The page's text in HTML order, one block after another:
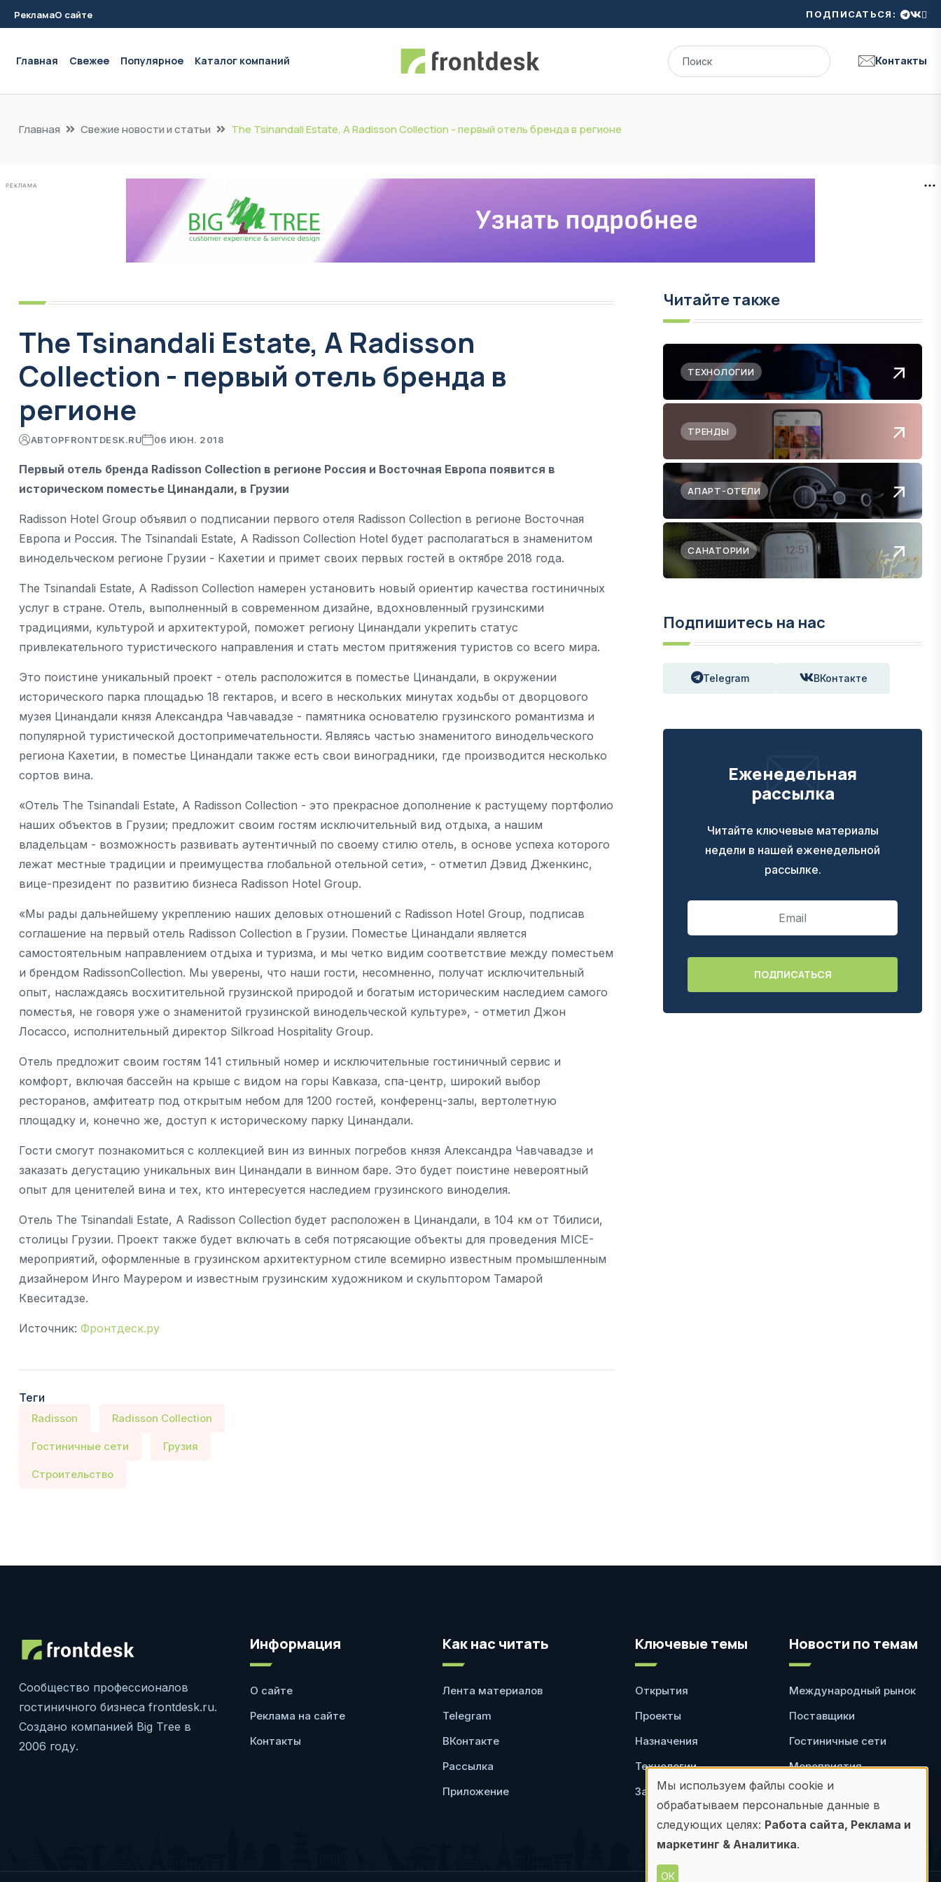
РекламаО сайте ПОДПИСАТЬСЯ:
Главная Свежее Популярное Каталог компаний Контакты
Главная Свежие новости и статьи The Tsinandali Estate, A Radisson Collection - первый отель бренда в регионе
РЕКЛАМА
The Tsinandali Estate, A Radisson
Collection - первый отель бренда в
регионе
АВТОРFRONTDESK.RU 06 ИЮН. 2018
Первый отель бренда Radisson Collection в регионе Россия и Восточная Европа появится в
историческом поместье Цинандали, в Грузии
Radisson Hotel Group объявил о подписании первого отеля Radisson Collection в регионе Восточная
Европа и Россия. The Tsinandali Estate, A Radisson Collection Hotel будет располагаться в знаменитом
винодельческом регионе Грузии - Кахетии и примет своих первых гостей в октябре 2018 года.
The Tsinandali Estate, A Radisson Collection намерен установить новый ориентир качества гостиничных
услуг в стране. Отель, выполненный в современном дизайне, вдохновленный грузинскими
традициями, культурой и архитектурой, поможет региону Цинандали укрепить статус
привлекательного туристического направления и стать местом притяжения туристов со всего мира.
Это поистине уникальный проект - отель расположится в поместье Цинандали, в окружении
исторического парка площадью 18 гектаров, и всего в нескольких минутах ходьбы от дворцового
музея Цинандали князя Александра Чавчавадзе - памятника основателю грузинского романтизма и
популярной туристической достопримечательности. Являясь частью знаменитого винодельческого
региона Кахетии, в поместье Цинандали также есть свои виноградники, где производится несколько
сортов вина.
«Отель The Tsinandali Estate, A Radisson Collection - это прекрасное дополнение к растущему портфолио
наших объектов в Грузии; предложит своим гостям исключительный вид отдыха, а нашим
владельцам - возможность развивать аутентичный по своему стилю отель, в основе успеха которого
лежат местные традиции и преимущества глобальной отельной сети», - отметил Дэвид Дженкинс,
вице-президент по развитию бизнеса Radisson Hotel Group.
«Мы рады дальнейшему укреплению наших деловых отношений с Radisson Hotel Group, подписав
соглашение на первый отель Radisson Collection в Грузии. Поместье Цинандали является
самостоятельным направлением отдыха и туризма, и мы четко видим соответствие между поместьем
и брендом RadissonCollection. Мы уверены, что наши гости, несомненно, получат исключительный
опыт, наслаждаясь восхитительной грузинской природой и богатым историческим наследием самого
поместья, не говоря уже о знаменитой грузинской винодельческой культуре», - отметил Джон
Лосассо, исполнительный директор Silkroad Hospitality Group.
Отель предложит своим гостям 141 стильный номер и исключительные гостиничный сервис и
комфорт, включая бассейн на крыше с видом на горы Кавказа, спа-центр, широкий выбор
ресторанов, амфитеатр под открытым небом для 1200 гостей, конференц-залы, вертолетную
площадку и, конечно же, доступ к историческому парку Цинандали.
Гости смогут познакомиться с коллекцией вин из винных погребов князя Александра Чавчавадзе и
заказать дегустацию уникальных вин Цинандали в винном баре. Это будет поистине невероятный
опыт для ценителей вина и тех, кто интересуется наследием грузинского виноделия.
Отель The Tsinandali Estate, A Radisson Collection будет расположен в Цинандали, в 104 км от Тбилиси,
столицы Грузии. Проект также будет включать в себя потрясающие объекты для проведения MICE-
мероприятий, оформленные в грузинском архитектурном стиле всемирно известным промышленным
дизайнером Инго Маурером и известным грузинским художником и скульптором Тамарой
Квеситадзе.
Источник: Фронтдеск.ру
Теги
Radisson Radisson Collection
Гостиничные сети Грузия
Строительство
Читайте также
ТЕХНОЛОГИИ
ТРЕНДЫ
АПАРТ-ОТЕЛИ
САНАТОРИИ
Подпишитесь на нас
Telegram ВКонтакте
Еженедельная
рассылка
Читайте ключевые материалы
недели в нашей еженедельной
рассылке.
Сообщество профессионалов
гостиничного бизнеса frontdesk.ru.
Создано компанией Big Tree в
2006 году.
Информация
О сайте
Реклама на сайте
Контакты
Как нас читать
Лента материалов
Telegram
ВКонтакте
Рассылка
Приложение
Ключевые темы
Открытия
Проекты
Назначения
Технологии
Законодательство
Новости по темам
Международный рынок
Поставщики
Гостиничные сети
Мероприятия
Ресторан
Использование
персональных
данных
Мы используем файлы cookie и
обрабатываем персональные данные в
следующих целях: Работа сайта, Реклама и
маркетинг & Аналитика.
ОК